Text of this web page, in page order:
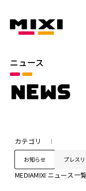
ニュース
NEWS
カテゴリ
お知らせ プレス
MEDIAMIXI ニュース一